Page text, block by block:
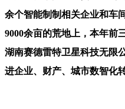
余个智能制制相关企业和车
9000余亩的荒地上，本年前
湖南赛德雷特卫星科技无限
进企业、财产、城市数智化